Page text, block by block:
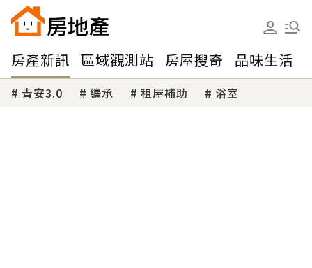
房產新訊 區域觀測站 房屋搜奇 品味生活
青安3.0 繼承 租屋補助 浴室